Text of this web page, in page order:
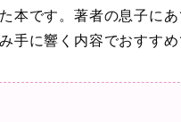
本です。著者の息子にあ
手に響く内容でおすすめ